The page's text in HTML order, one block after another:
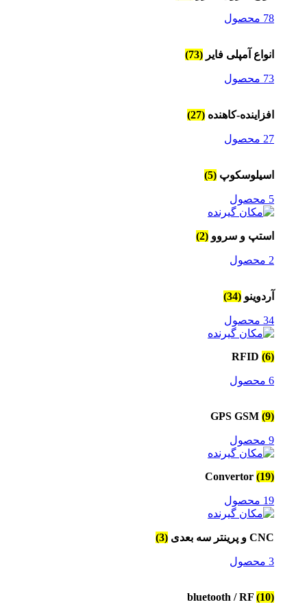
78 محصول
انواع آمپلی فایر (73)
73 محصول
افزاینده-کاهنده (27)
27 محصول
اسیلوسکوپ (5)
5 محصول
استپ و سروو (2)
2 محصول
آردوینو (34)
34 محصول
RFID (6)
6 محصول
GPS GSM (9)
9 محصول
Convertor (19)
19 محصول
CNC و پرینتر سه بعدی (3)
3 محصول
bluetooth / RF (10)